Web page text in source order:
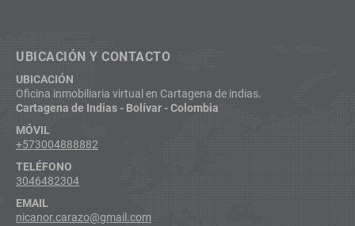
UBICACIÓN Y CONTACTO
UBICACIÓN
Oficina inmobiliaria virtual en Cartagena de indias.
Cartagena de Indias - Bolívar - Colombia
MÓVIL
+573004888882
TELÉFONO
3046482304
EMAIL
nicanor.carazo@gmail.com